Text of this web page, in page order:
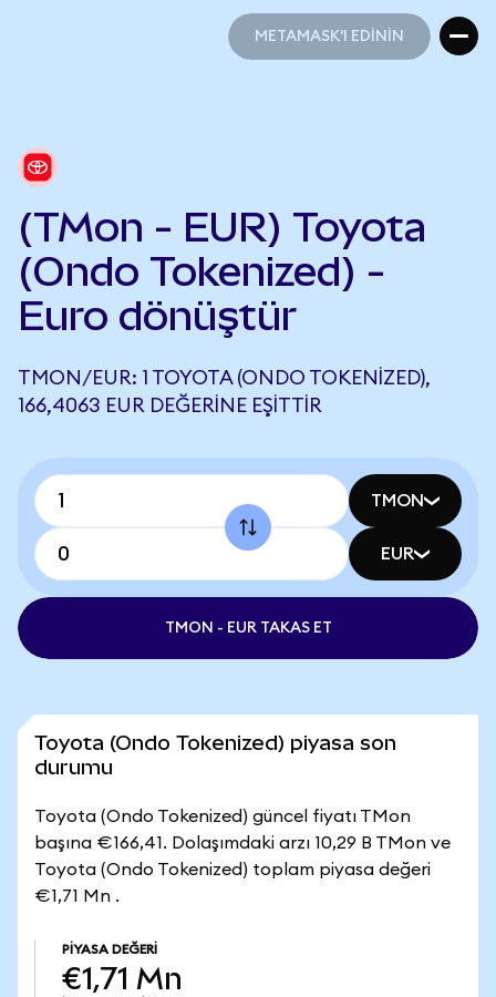
METAMASK'I EDİNİN
(TMon - EUR) Toyota
(Ondo Tokenized) -
Euro dönüştür
TMON/EUR: 1 TOYOTA (ONDO TOKENIZED),
166,4063 EUR DEĞERINE EŞITTIR
TMON
EUR
TMON - EUR TAKAS ET
Toyota (Ondo Tokenized) piyasa son
durumu
Toyota (Ondo Tokenized) güncel fiyatı TMon
başına €166,41. Dolaşımdaki arzı 10,29 B TMon ve
Toyota (Ondo Tokenized) toplam piyasa değeri
€1,71 Mn .
PIYASA DEĞERI
€1,71 Mn